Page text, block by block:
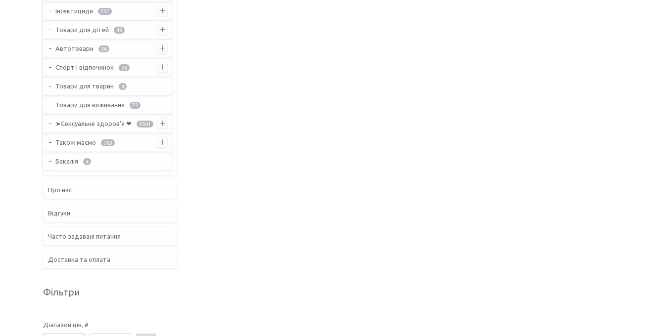
Інсектициди 232
Товари для дітей 49
Автотовари 36
Спорт і відпочинок 95
Товари для тварин 4
Товари для виживання 23
➤Сексуальне здоров'я ❤ 3541
Також маємо 763
Бакалія 4
Про нас
Відгуки
Часто задавані питання
Доставка та оплата
Фільтри
Діапазон цін, ₴